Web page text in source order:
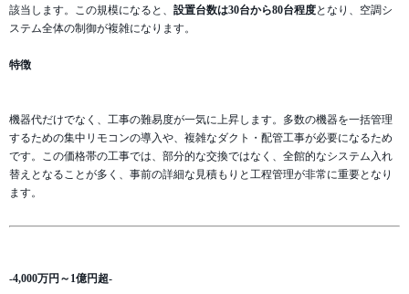
該当します。この規模になると、 設置台数は30台から80台程度となり、空調シ
ステム全体の制御が複雑になります。
特徴
機器代だけでなく、工事の難易度が一気に上昇します。多数の機器を一括管理
するための集中リモコンの導入や、複雑なダクト・配管工事が必要になるため
です。この価格帯の工事では、部分的な交換ではなく、全館的なシステム入れ
替えとなることが多く、事前の詳細な見積もりと工程管理が非常に重要となり
ます。
-4,000万円～1億円超-